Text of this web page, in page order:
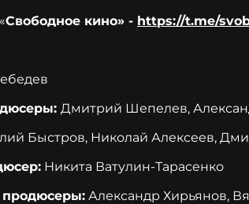
«Свободное кино» - https://t.me/
Дмитрий Шепелев,
Быстров, Николай Алексеев,
Никита Ватулин-Тарасенко
Александр Хирьянов,